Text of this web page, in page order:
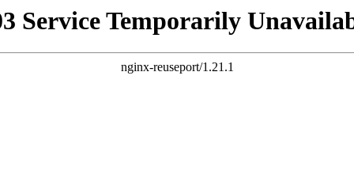
Service Temporarily
nginx-reuseport/1.21.1